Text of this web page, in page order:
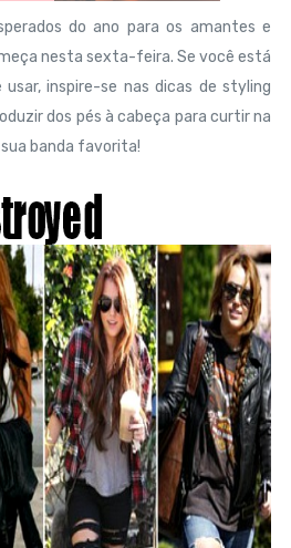
do ano para os amantes e
nesta sexta-feira. Se você está
inspire-se nas dicas de styling
dos pés à cabeça para curtir na
banda favorita!